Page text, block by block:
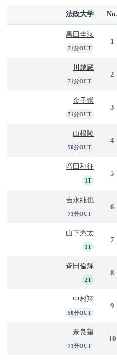
法政大学 No.
黒田圭汰
71分OUT
1
川越藏
71分OUT
2
金子崇
71分OUT
3
山根陵
50分OUT
4
増田和征
1T
5
吉永純也
71分OUT
6
山下憲太
1T
7
斉田倫輝
2T
8
中村翔
50分OUT
9
奈良望
71分OUT
10